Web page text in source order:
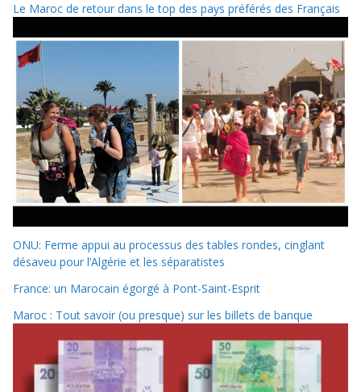
Le Maroc de retour dans le top des pays préférés des Français
ONU: Ferme appui au processus des tables rondes, cinglant
désaveu pour l’Algérie et les séparatistes
France: un Marocain égorgé à Pont-Saint-Esprit
Maroc : Tout savoir (ou presque) sur les billets de banque